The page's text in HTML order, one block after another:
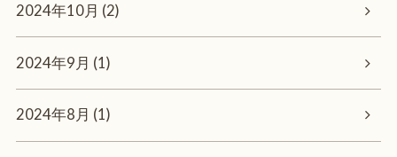
2024年10月 (2)
2024年9月 (1)
2024年8月 (1)